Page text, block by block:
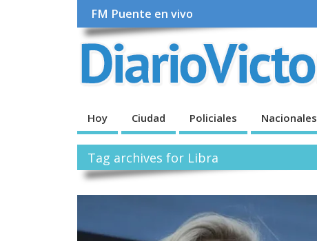
FM Puente en vivo
Hoy Ciudad Policiales Nacionales
Tag archives for Libra